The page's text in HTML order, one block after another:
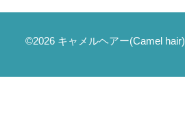
©2026 キャメルヘアー(Camel hair)